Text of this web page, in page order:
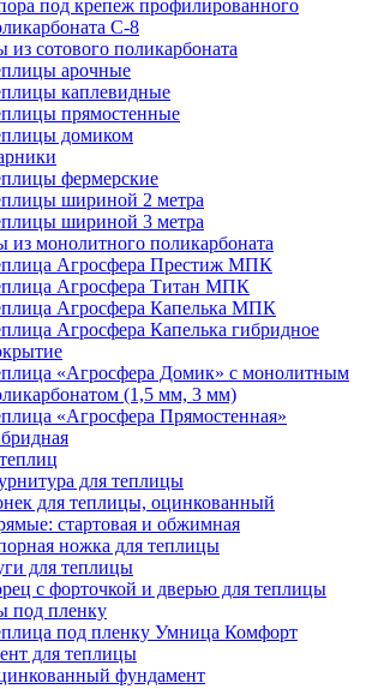
под крепеж профилированного
С-8
из сотового поликарбоната
арочные
каплевидные
прямостенные
домиком
фермерские
шириной 2 метра
шириной 3 метра
из монолитного поликарбоната
Агросфера Престиж МПК
Агросфера Титан МПК
Агросфера Капелька МПК
Агросфера Капелька гибридное
«Агросфера Домик» с монолитным
(1,5 мм, 3 мм)
«Агросфера Прямостенная»
для теплицы
для теплицы, оцинкованный
стартовая и обжимная
ножка для теплицы
для теплицы
с форточкой и дверью для теплицы
под пленку
под пленку Умница Комфорт
для теплицы
фундамент